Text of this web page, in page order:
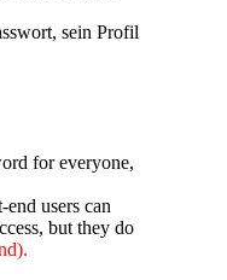
sein Profil
for everyone,
users can
but they do